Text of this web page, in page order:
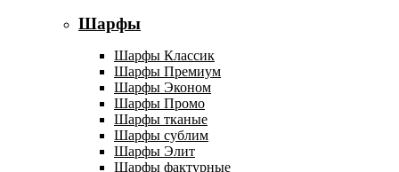
Шарфы
Шарфы Классик
Шарфы Премиум
Шарфы Эконом
Шарфы Промо
Шарфы тканые
Шарфы сублим
Шарфы Элит
Шарфы фактурные